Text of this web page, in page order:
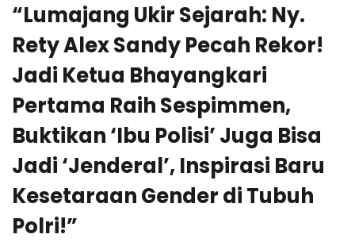
“Lumajang Ukir Sejarah: Ny.
Rety Alex Sandy Pecah Rekor!
Jadi Ketua Bhayangkari
Pertama Raih Sespimmen,
Buktikan ‘Ibu Polisi’ Juga Bisa
Jadi ‘Jenderal’, Inspirasi Baru
Kesetaraan Gender di Tubuh
Polri!”